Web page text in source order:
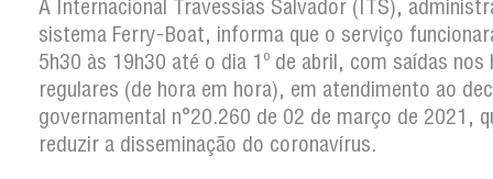
A Internacional Travessias Salvador (ITS),
sistema Ferry-Boat, informa que o serviço
5h30 às 19h30 até o dia 1º de abril, com saídas nos
regulares (de hora em hora), em atendimento ao
governamental n°20.260 de 02 de março de 2021,
reduzir a disseminação do coronavírus.